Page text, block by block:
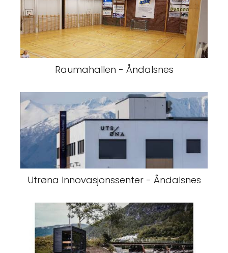
Raumahallen - Åndalsnes
Utrøna Innovasjonssenter - Åndalsnes